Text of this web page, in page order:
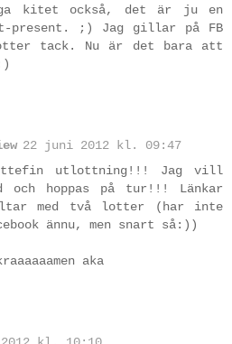
kitet också, det är ju en
present. ;) Jag gillar på FB
tack. Nu är det bara att
22 juni 2012 kl. 09:47
utlottning!!! Jag vill
och hoppas på tur!!! Länkar
med två lotter (har inte
ännu, men snart så:))
aka